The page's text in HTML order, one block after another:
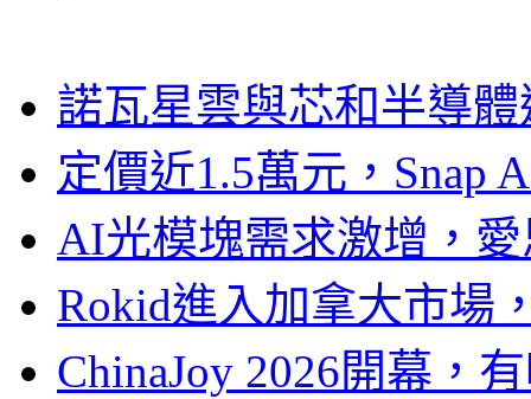
諾瓦星雲與芯和半導
定價近1.5萬元，Snap
AI光模塊需求激增，
Rokid進入加拿大市場
ChinaJoy 2026開幕，